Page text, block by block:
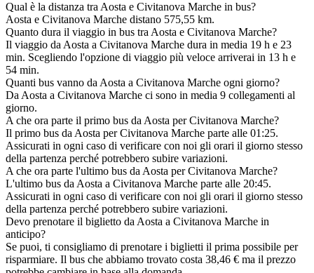
Qual è la distanza tra Aosta e Civitanova Marche in bus?
Aosta e Civitanova Marche distano 575,55 km.
Quanto dura il viaggio in bus tra Aosta e Civitanova Marche?
Il viaggio da Aosta a Civitanova Marche dura in media 19 h e 23
min. Scegliendo l'opzione di viaggio più veloce arriverai in 13 h e
54 min.
Quanti bus vanno da Aosta a Civitanova Marche ogni giorno?
Da Aosta a Civitanova Marche ci sono in media 9 collegamenti al
giorno.
A che ora parte il primo bus da Aosta per Civitanova Marche?
Il primo bus da Aosta per Civitanova Marche parte alle 01:25.
Assicurati in ogni caso di verificare con noi gli orari il giorno stesso
della partenza perché potrebbero subire variazioni.
A che ora parte l'ultimo bus da Aosta per Civitanova Marche?
L'ultimo bus da Aosta a Civitanova Marche parte alle 20:45.
Assicurati in ogni caso di verificare con noi gli orari il giorno stesso
della partenza perché potrebbero subire variazioni.
Devo prenotare il biglietto da Aosta a Civitanova Marche in
anticipo?
Se puoi, ti consigliamo di prenotare i biglietti il prima possibile per
risparmiare. Il bus che abbiamo trovato costa 38,46 € ma il prezzo